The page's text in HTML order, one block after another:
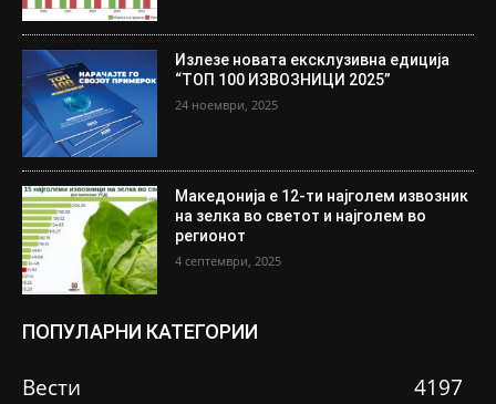
Излезе новата ексклузивна едиција
“ТОП 100 ИЗВОЗНИЦИ 2025”
24 ноември, 2025
Македонија е 12-ти најголем извозник
на зелка во светот и најголем во
регионот
4 септември, 2025
ПОПУЛАРНИ КАТЕГОРИИ
Вести
4197